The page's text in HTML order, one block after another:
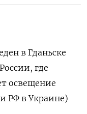
в Гданьске
где
освещение
РФ в Украине)